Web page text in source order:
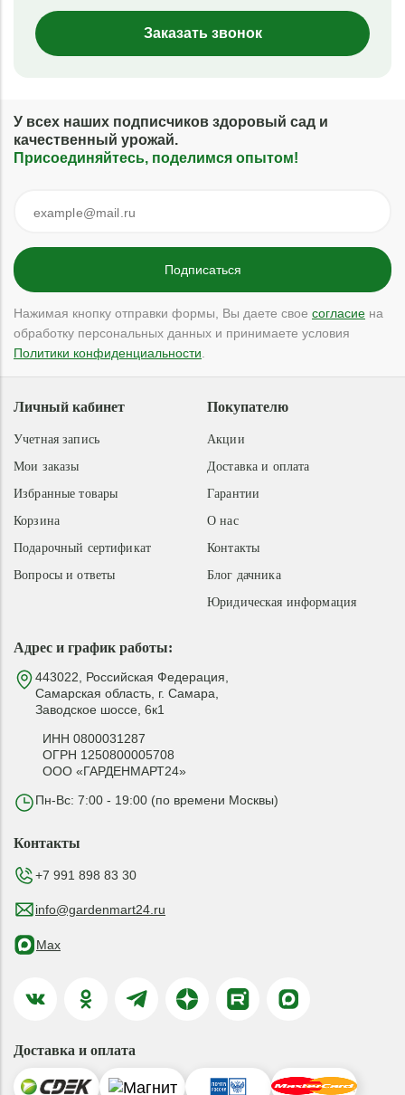
Заказать звонок
У всех наших подписчиков здоровый сад и
качественный урожай.
Присоединяйтесь, поделимся опытом!
Нажимая кнопку отправки формы, Вы даете свое согласие на
обработку персональных данных и принимаете условия
Политики конфиденциальности
Адрес и график работы:
443022, Российская Федерация,
Самарская область, г. Самара,
Заводское шоссе, 6к1
ИНН 0800031287
ОГРН 1250800005708
ООО «ГАРДЕНМАРТ24»
Пн-Вс: 7:00 - 19:00 (по времени Москвы)
Покупателю
Акции
Доставка и оплата
Гарантии
О нас
Контакты
Блог дачника
Юридическая информация
Личный кабинет
Учетная запись
Мои заказы
Избранные товары
Корзина
Подарочный сертификат
Вопросы и ответы
Контакты
+7 991 898 83 30
info@gardenmart24.ru
Max
Доставка и оплата